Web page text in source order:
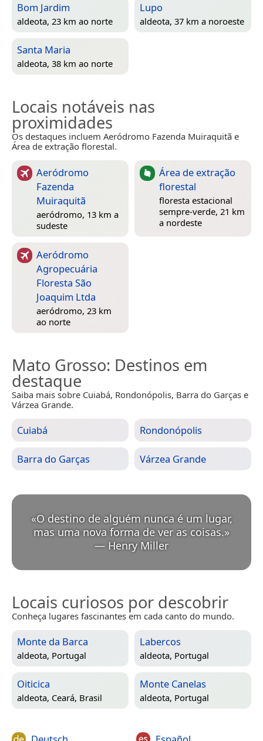
Bom Jardim
aldeota, 23 km ao norte
Lupo
aldeota, 37 km a noroeste
Santa Maria
aldeota, 38 km ao norte
Locais notáveis nas
proximidades
Os destaques incluem Aeródromo Fazenda Muiraquitã e
Área de extração florestal.
Aeródromo
Fazenda
Muiraquitã
aeródromo, 13 km a
sudeste
Área de extração
florestal
floresta estacional
sempre-verde, 21 km
a nordeste
Aeródromo
Agropecuária
Floresta São
Joaquim Ltda
aeródromo, 23 km
ao norte
Mato Grosso: Destinos em
destaque
Saiba mais sobre Cuiabá, Rondonópolis, Barra do Garças e
Várzea Grande.
Cuiabá Rondonópolis
Barra do Garças Várzea Grande
«O destino de alguém nunca é um lugar,
mas uma nova forma de ver as coisas.
— Henry Miller
Locais curiosos por descobrir
Conheça lugares fascinantes em cada canto do mundo.
Monte da Barca
aldeota, Portugal
Labercos
aldeota, Portugal
Oiticica
aldeota, Ceará, Brasil
Monte Canelas
aldeota, Portugal